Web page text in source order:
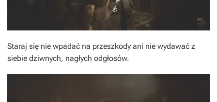
Staraj się nie wpadać na przeszkody ani nie wydawać z
siebie dziwnych, nagłych odgłosów.